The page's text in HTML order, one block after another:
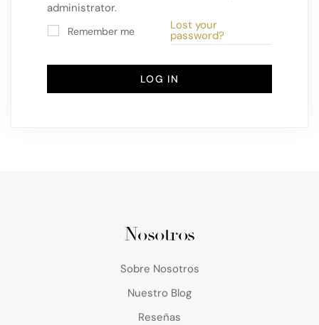
administrator.
Remember me Lost your
password?
LOG IN
Nosotros
Sobre Nosotros
Nuestro Blog
Reseñas